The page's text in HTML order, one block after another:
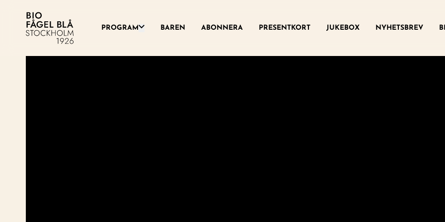
PROGRAM Växla denna rullgardinsmeny
BAREN ABONNERA PRESENTKORT JUKEBOX NYHETSBREV